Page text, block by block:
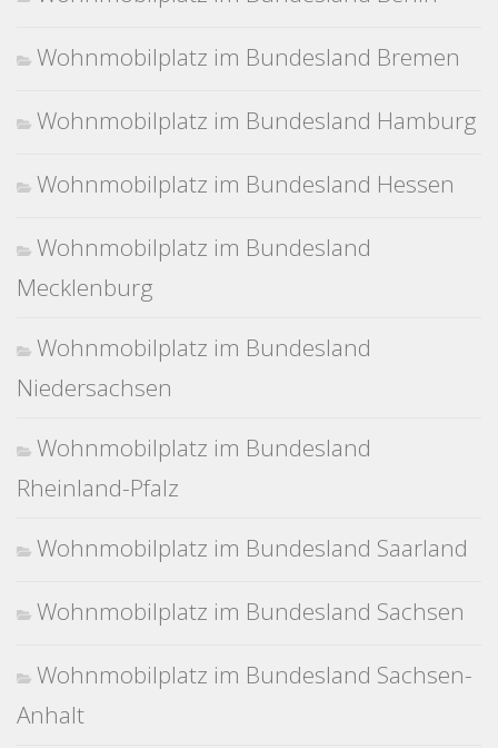
Wohnmobilplatz im Bundesland Bremen
Wohnmobilplatz im Bundesland Hamburg
Wohnmobilplatz im Bundesland Hessen
Wohnmobilplatz im Bundesland
Mecklenburg
Wohnmobilplatz im Bundesland
Niedersachsen
Wohnmobilplatz im Bundesland
Rheinland-Pfalz
Wohnmobilplatz im Bundesland Saarland
Wohnmobilplatz im Bundesland Sachsen
Wohnmobilplatz im Bundesland Sachsen-
Anhalt